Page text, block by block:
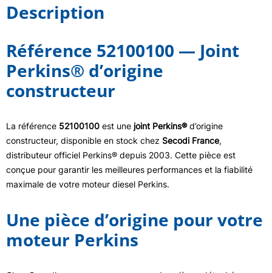
Description
Référence 52100100 — Joint
Perkins® d’origine
constructeur
La référence 52100100 est une joint Perkins®d’origine
constructeur, disponible en stock chez Secodi France,
distributeur officiel Perkins® depuis 2003. Cette pièce est
conçue pour garantir les meilleures performances et la fiabilité
maximale de votre moteur diesel Perkins.
Une pièce d’origine pour votre
moteur Perkins